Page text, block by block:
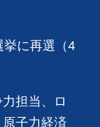
挙に再選（4
担当、ロ
子力経済